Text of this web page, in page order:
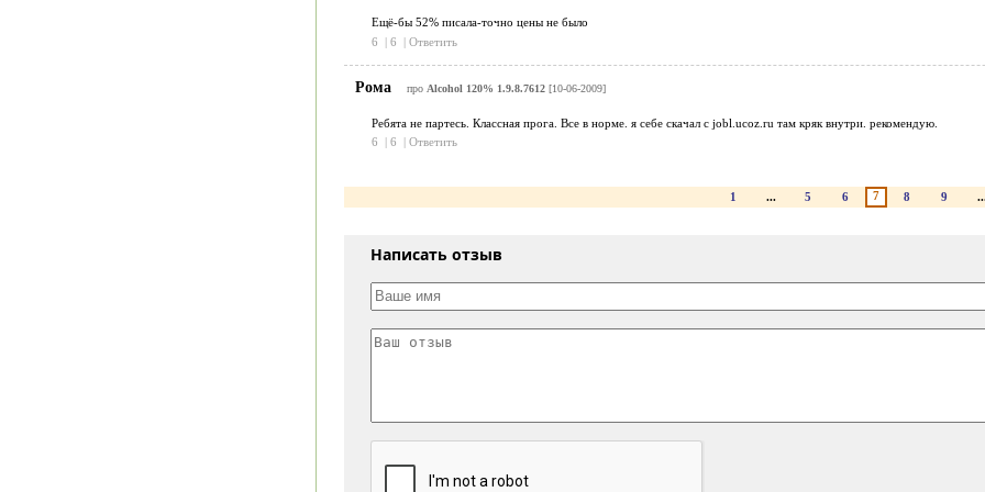
Ещё-бы 52% писала-точно цены не было
6
| 6 | Ответить
Рома про Alcohol 120% 1.9.8.7612[10-06-2009]
Ребята не партесь. Классная прога. Все в норме. я себе скачал с jobl.ucoz.ru там кряк внутри. рекомендую.
6
| 6 | Ответить
1 ... 5 6 7 8 9
Написать отзыв